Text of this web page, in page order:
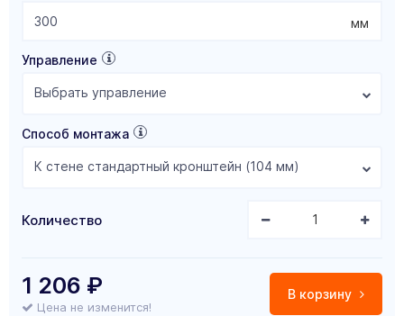
мм
Управление
Выбрать управление
Способ монтажа
К стене стандартный кронштейн (104 мм)
Количество
В корзину
1 206 ₽
Цена не изменится!